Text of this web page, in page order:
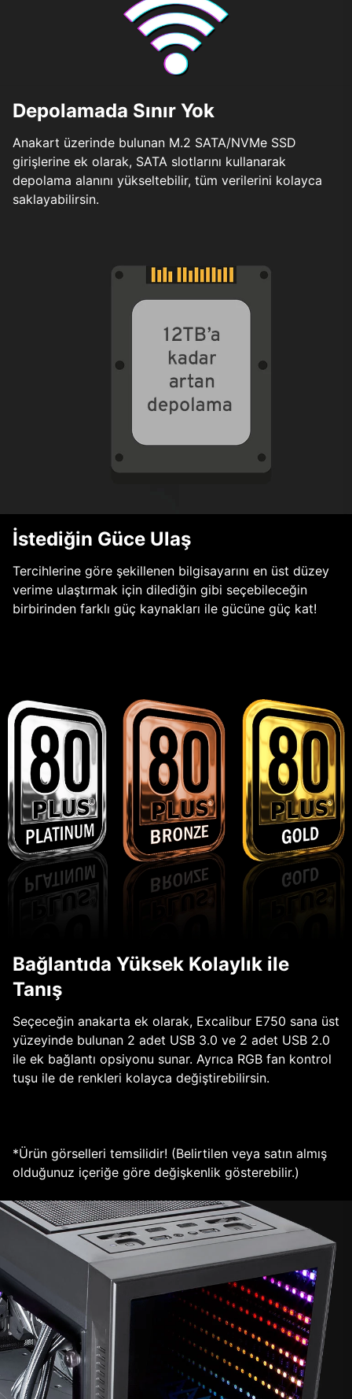
Depolamada Sınır Yok
Anakart üzerinde bulunan M.2 SATA/NVMe SSD
girişlerine ek olarak, SATA slotlarını kullanarak
depolama alanını yükseltebilir, tüm verilerini kolayca
saklayabilirsin.
İstediğin Güce Ulaş
Tercihlerine göre şekillenen bilgisayarını en üst düzey
verime ulaştırmak için dilediğin gibi seçebileceğin
birbirinden farklı güç kaynakları ile gücüne güç kat!
Bağlantıda Yüksek Kolaylık ile
Tanış
Seçeceğin anakarta ek olarak, Excalibur E750 sana üst
yüzeyinde bulunan 2 adet USB 3.0 ve 2 adet USB 2.0
ile ek bağlantı opsiyonu sunar. Ayrıca RGB fan kontrol
tuşu ile de renkleri kolayca değiştirebilirsin.
*Ürün görselleri temsilidir! (Belirtilen veya satın almış
olduğunuz içeriğe göre değişkenlik gösterebilir.)